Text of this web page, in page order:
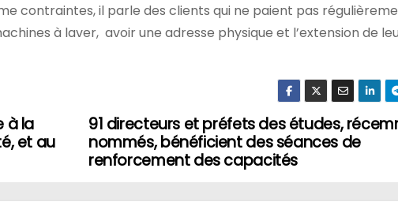
contraintes, il parle des clients qui ne paient pas
à laver, avoir une adresse physique et l’extension de
91 directeurs et préfets des études,
nommés, bénéficient des séances de
renforcement des capacités
à la
et au